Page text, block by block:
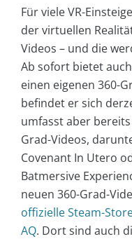
Für viele VR-
der virtuellen
Videos – und die
Ab sofort bietet
einen eigenen 360-
befindet er sich
umfasst aber
Grad-Videos,
Covenant In Utero
Batmersive
neuen 360-Grad-
offizielle Steam-
AQ. Dort sind auch